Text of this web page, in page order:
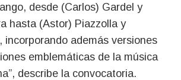
desde (Carlos) Gardel y
hasta (Astor) Piazzolla y
incorporando además versiones
emblemáticas de la música
describe la convocatoria.